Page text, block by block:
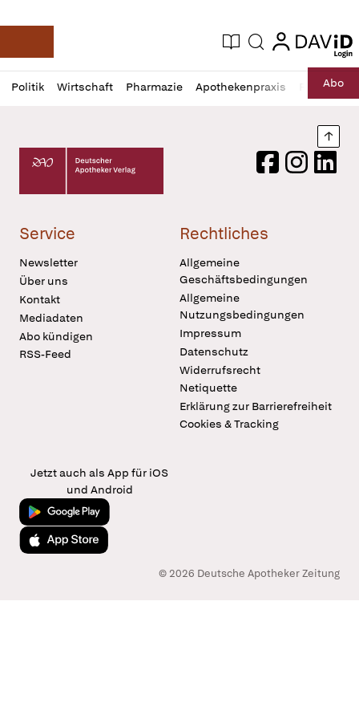
Deutsche Apotheker Zeitung
Aktuelle Ausgabe
Suche login
login
Politik Wirtschaft Pharmazie Apothekenpraxis RechtAbo
Profil
öffnen
Daz
Pur
Deutscher Apotheker Verlag Logo
FacebookInstagram
Service
Newsletter
Über uns
Kontakt
Mediadaten
Abo kündigen
RSS-Feed
Rechtliches
Allgemeine
Geschäftsbedingungen
Allgemeine
Nutzungsbedingungen
Impressum
Datenschutz
Widerrufsrecht
Netiquette
Erklärung zur Barrierefreiheit
Cookies & Tracking
Jetzt auch als App für iOS
und Android
Jetzt bei Google Play
Laden im App Store
© 2026 Deutsche Apotheker Zeitung